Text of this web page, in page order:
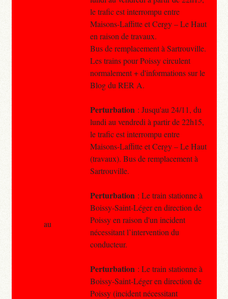
le trafic est interrompu entre
Maisons-Laffitte et Cergy – Le Haut
en raison de travaux.
Bus de remplacement à Sartrouville.
Les trains pour Poissy circulent
normalement + d'informations sur le
Blog du RER A.
Perturbation : Jusqu'au 24/11, du
lundi au vendredi à partir de 22h15,
le trafic est interrompu entre
Maisons-Laffitte et Cergy – Le Haut
(travaux). Bus de remplacement à
Sartrouville.
Perturbation : Le train stationne à
Boissy-Saint-Léger en direction de
Poissy en raison d'un incident
nécessitant l’intervention du
conducteur.
Perturbation : Le train stationne à
Boissy-Saint-Léger en direction de
Poissy (incident nécessitant
au